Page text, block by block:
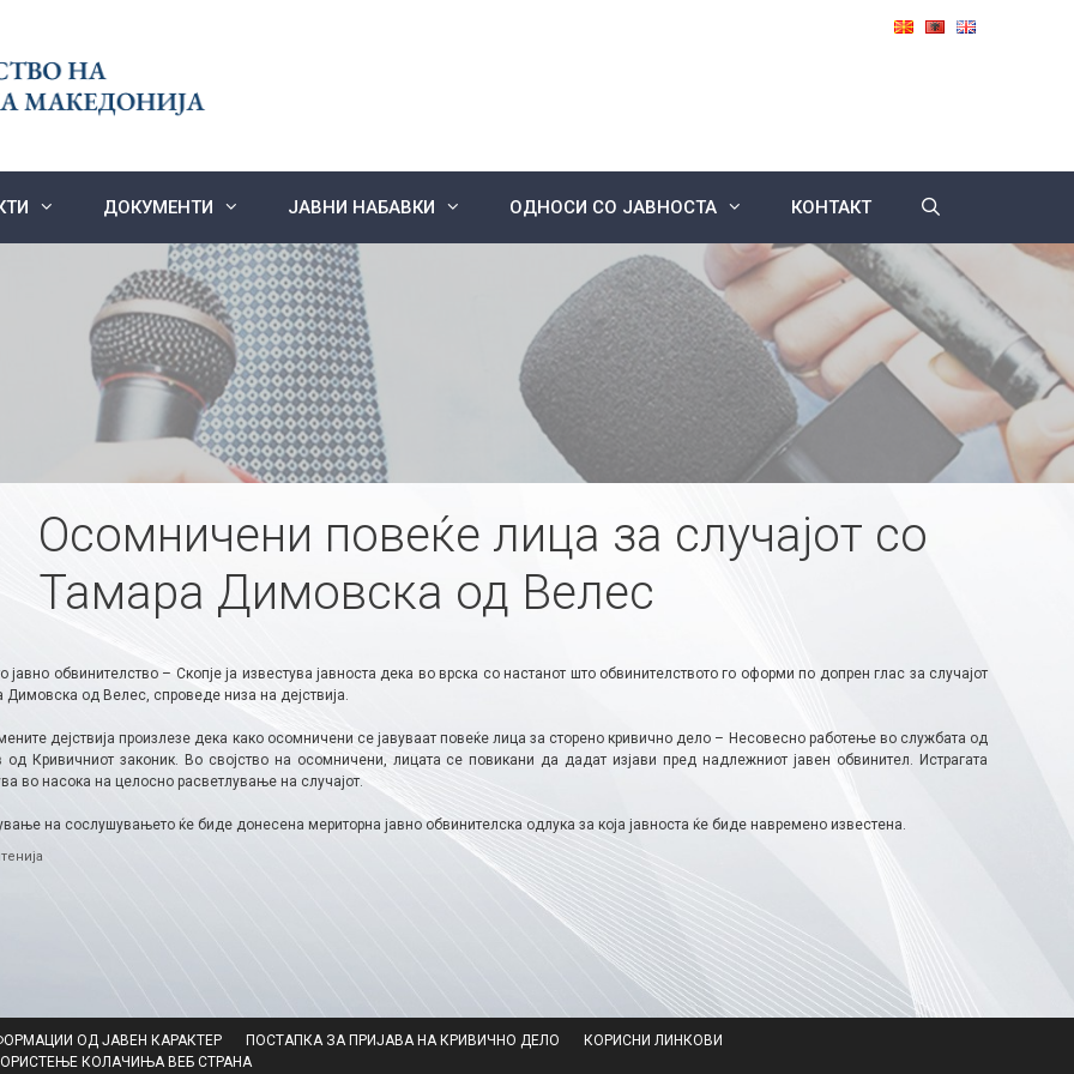
ДОКУМЕНТИ ЈАВНИ НАБАВКИ ОДНОСИ СО ЈАВНОСТА КОНТАКТ
Осомничени повеќе лица за случајот со
Тамара Димовска од Велес
јавно обвинителство – Скопје ја известува јавноста дека во врска со настанот што обвинителството го оформи по допрен глас за случајот
Димовска од Велес, спроведе низа на дејствија.
дејствија произлезе дека како осомничени се јавуваат повеќе лица за сторено кривично дело – Несовесно работење во службата од
од Кривичниот законик. Во својство на осомничени, лицата се повикани да дадат изјави пред надлежниот јавен обвинител. Истрагата
во насока на целосно расветлување на случајот.
на сослушувањето ќе биде донесена мериторна јавно обвинителска одлука за која јавноста ќе биде навремено известена.
ОД ЈАВЕН КАРАКТЕР ПОСТАПКА ЗА ПРИЈАВА НА КРИВИЧНО ДЕЛО
КОРИСНИ ЛИНКОВИ
КОЛАЧИЊА ВЕБ СТРАНА